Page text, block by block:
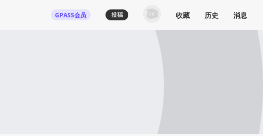
GPASS会员 收藏 历史 消息